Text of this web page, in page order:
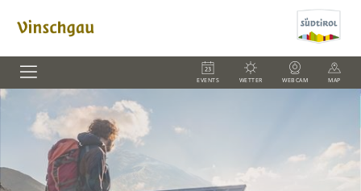
EVENTS WETTER WEBCAM MAP